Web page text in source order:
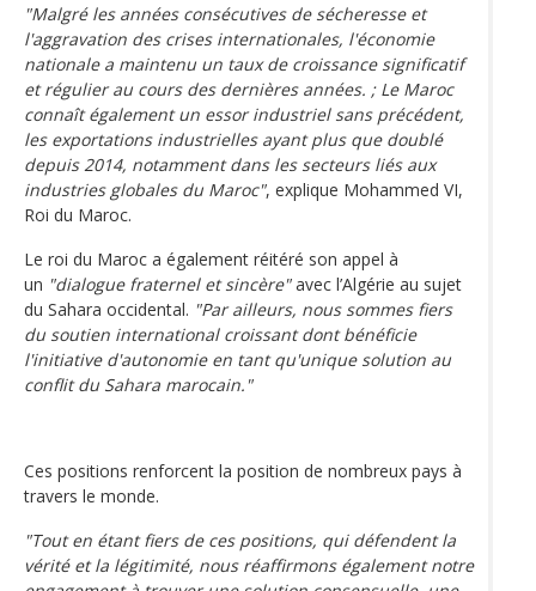
"Malgré les années consécutives de sécheresse et
l'aggravation des crises internationales, l'économie
nationale a maintenu un taux de croissance significatif
et régulier au cours des dernières années. ; Le Maroc
connaît également un essor industriel sans précédent,
les exportations industrielles ayant plus que doublé
depuis 2014, notamment dans les secteurs liés aux
industries globales du Maroc", explique Mohammed VI,
Roi du Maroc.
Le roi du Maroc a également réitéré son appel à
un "dialogue fraternel et sincère"avec l’Algérie au sujet
du Sahara occidental. "Par ailleurs, nous sommes fiers
du soutien international croissant dont bénéficie
l'initiative d'autonomie en tant qu'unique solution au
conflit du Sahara marocain."
Ces positions renforcent la position de nombreux pays à
travers le monde.
"Tout en étant fiers de ces positions, qui défendent la
vérité et la légitimité, nous réaffirmons également notre